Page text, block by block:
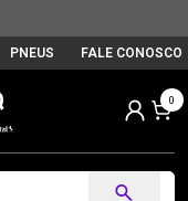
PNEUS FALE CONOSCO
0